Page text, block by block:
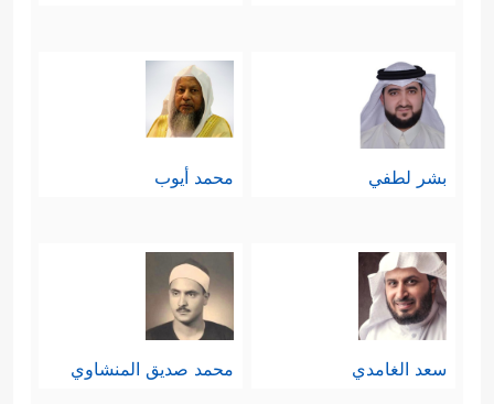
بشر لطفي محمد أيوب
سعد الغامدي محمد صديق المنشاوي